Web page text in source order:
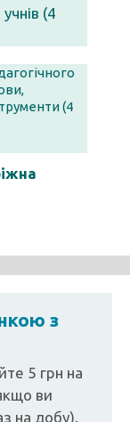
(4
(4
з
5 грн на
ви
на добу).